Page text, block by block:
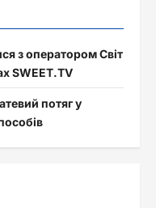
з оператором Світ
SWEET.TV
потяг у